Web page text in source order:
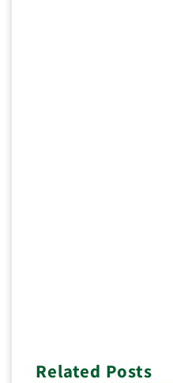
Related Posts